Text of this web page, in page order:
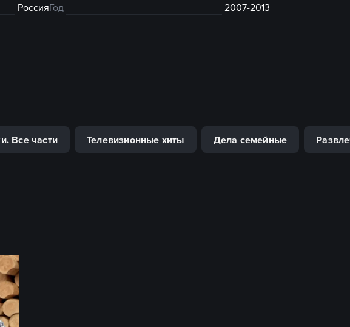
РоссияГод 2007-2013
Все части Телевизионные хиты Дела семейные